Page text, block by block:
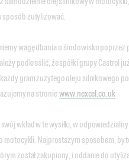
zutylizować.
wagę dbania o środowisko
podkreślić, że spółki grupy Castrol
gram zużytego oleju silnikowego
na stroniewww.nexcel.co.uk
wkład w te wysiłki, w
motocykli. Najprostszym sposobem, by
został zakupiony, i oddanie do